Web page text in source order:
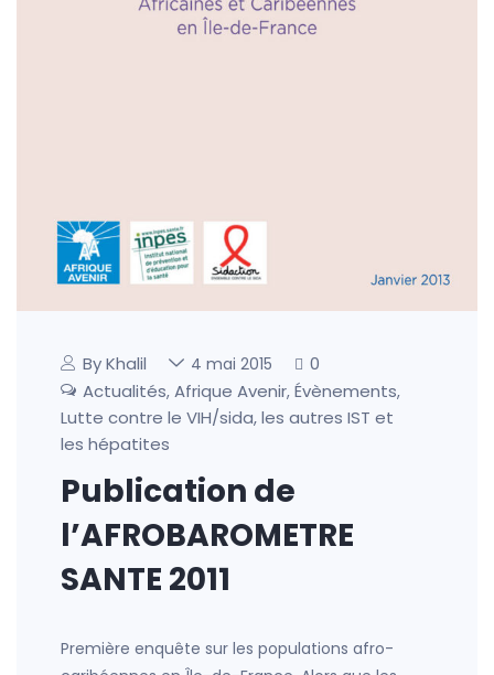
By Khalil 4 mai 2015
0
Actualités, Afrique Avenir, Évènements,
Lutte contre le VIH/sida, les autres IST et
les hépatites
Publication de
l’AFROBAROMETRE
SANTE 2011
Première enquête sur les populations afro-